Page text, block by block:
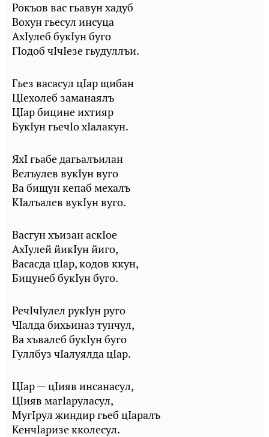
Рокъов вас гьавун хадуб
Вохун гьесул инсуца
АхIулеб букIун буго
ГIодоб чIчIезе гьудуллъи.
Гьез васасул цIар щибан
ЦIехолеб заманаялъ
ЦIар бицине ихтияр
БукIун гьечIо хIалакун.
ЯхI гьабе дагьалъилан
Велъулев вукIун вуго
Ва бищун кепаб мехалъ
КIалъалев вукIун вуго.
Васгун хъизан аскIое
АхIулей йикIун йиго,
Васасда цIар, кодов ккун,
Бицунеб букIун буго.
РечIчIулел рукIун руго
ЧIалда бихьиназ тунчул,
Ва хъвалеб букIун буго
Гуллбуз чIалуялда цIар.
ЦIар — цIияв инсанасул,
ЦIияв магIаруласул,
МугIрул жиндир гьеб цIаралъ
КенчIаризе кколесул.